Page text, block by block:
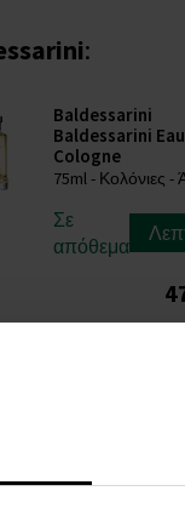
:
Baldessarini
Baldessarini
Cologne
75ml - Κολόνιες -
Σε
απόθεμα